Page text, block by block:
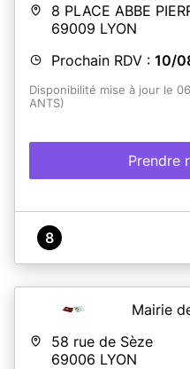
8 PLACE ABBE
69009 LYON
Prochain RDV : 10/
Disponibilité mise à jour le
ANTS)
Prendre
8
Mairie
58 rue de Sèze
69006 LYON